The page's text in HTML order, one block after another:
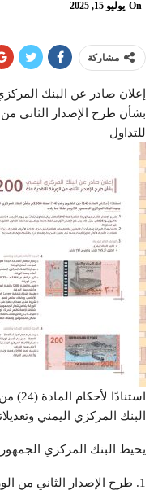
On يوليو 15, 2025
مشاركة
إعلان صادر عن البنك
للتداول
البنك المركزي اليمني
يحيط البنك المركزي